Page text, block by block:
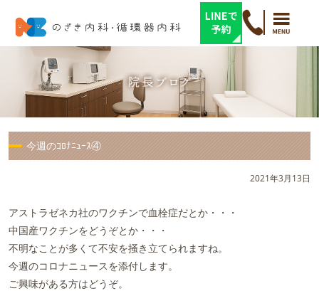
今週のｺﾛﾅﾆｭｰｽ④
2021年3月13日
アストラゼネカ社のワクチンで血栓症だとか・・・
中国産ワクチンをどうぞとか・・・
不明なことが多くて不安を掻き立てられますね。
今週のコロナニュースを添付します。
ご興味がある方はどうぞ。